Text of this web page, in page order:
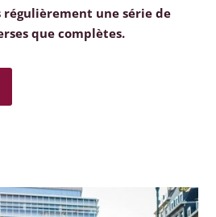
régulièrement une série de
que complètes.